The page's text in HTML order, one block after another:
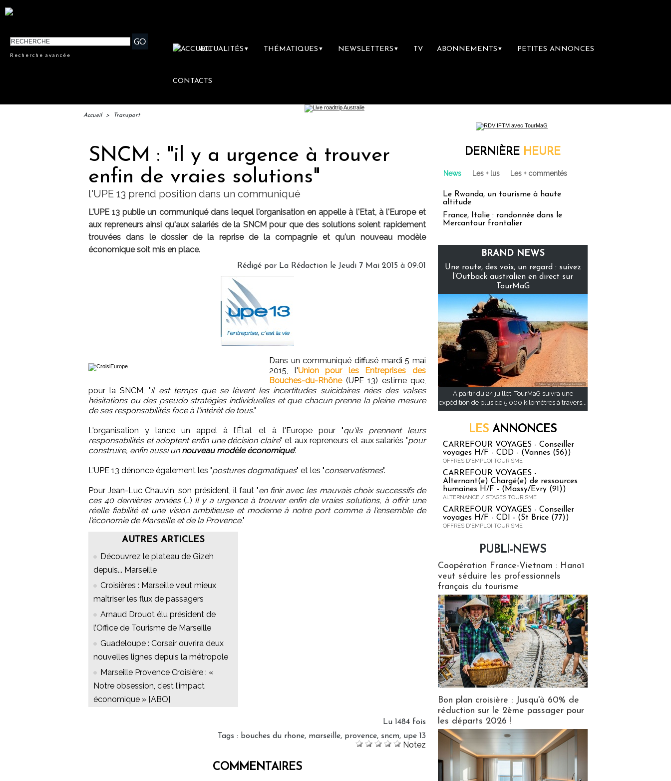
Recherche avancée
ACTUALITÉS ▼ THÉMATIQUES ▼ NEWSLETTERS ▼ TV ABONNEMENTS ▼ PETITES ANNONCES
CONTACTS
Accueil > Transport
SNCM : "il y a urgence à trouver
enfin de vraies solutions"
l'UPE 13 prend position dans un communiqué
L'UPE 13 publie un communiqué dans lequel l'organisation en appelle à l'Etat, à l'Europe et
aux repreneurs ainsi qu'aux salariés de la SNCM pour que des solutions soient rapidement
trouvées dans le dossier de la reprise de la compagnie et qu'un nouveau modèle
économique soit mis en place.
Rédigé par La Rédaction le Jeudi 7 Mai 2015 à 09:01
Dans un communiqué diffusé mardi 5 mai
2015, l'Union pour les Entreprises des
Bouches-du-Rhône(UPE 13) estime que,
pour la SNCM, "il est temps que se lèvent les incertitudes suicidaires nées des valses
hésitations ou des pseudo stratégies individuelles et que chacun prenne la pleine mesure
de ses responsabilités face à l'intérêt de tous."
L'organisation y lance un appel à l’État et à l'Europe pour "qu'ils prennent leurs
responsabilités et adoptent enfin une décision claire" et aux repreneurs et aux salariés "pour
construire, enfin aussi un nouveau modèle économique".
L'UPE 13 dénonce également les "postures dogmatiques" et les "conservatismes".
Pour Jean-Luc Chauvin, son président, il faut "en finir avec les mauvais choix successifs de
ces 40 dernières années(…) Il y a urgence à trouver enfin de vraies solutions, à offrir une
réelle fiabilité et une vision ambitieuse et moderne à notre port comme à l'ensemble de
l'économie de Marseille et de la Provence."
AUTRES ARTICLES
Découvrez le plateau de Gizeh
depuis... Marseille
Croisières : Marseille veut mieux
maîtriser les flux de passagers
Arnaud Drouot élu président de
l’Office de Tourisme de Marseille
Guadeloupe : Corsair ouvrira deux
nouvelles lignes depuis la métropole
Marseille Provence Croisière : «
Notre obsession, c’est l’impact
économique » [ABO]
Lu 1484 fois
Tags : bouches du rhone, marseille, provence, sncm, upe 13
Notez
COMMENTAIRES
DERNIÈRE HEURE
News Les + lus Les + commentés
Le Rwanda, un tourisme à haute
altitude
France, Italie : randonnée dans le
Mercantour frontalier
BRAND NEWS
Une route, des voix, un regard : suivez
l’Outback australien en direct sur
TourMaG
À partir du 24 juillet, TourMaG suivra une
expédition de plus de 5 000 kilomètres à travers...
LES ANNONCES
CARREFOUR VOYAGES - Conseiller
voyages H/F - CDD - (Vannes (56))
OFFRES D'EMPLOI TOURISME
CARREFOUR VOYAGES -
Alternant(e) Chargé(e) de ressources
humaines H/F - (Massy/Evry (91))
ALTERNANCE / STAGES TOURISME
CARREFOUR VOYAGES - Conseiller
voyages H/F - CDI - (St Brice (77))
OFFRES D'EMPLOI TOURISME
PUBLI-NEWS
Coopération France-Vietnam : Hanoï
veut séduire les professionnels
français du tourisme
Bon plan croisière : Jusqu'à 60% de
réduction sur le 2ème passager pour
les départs 2026 !